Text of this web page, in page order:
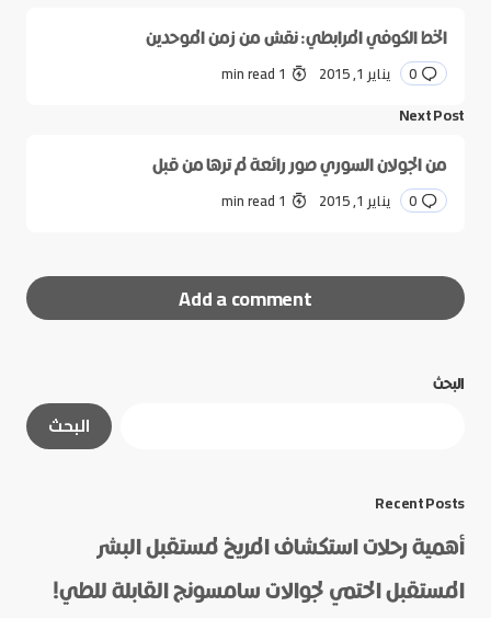
الخط الكوفي المرابطي: نقش من زمن الموحدين
0 يناير 1, 2015 1 min read
Next Post
من الجولان السوري صور رائعة لم ترها من قبل
0 يناير 1, 2015 1 min read
Add a comment
الحقول الإلزامية
البحث
البحث
Recent Posts
أهمية رحلات استكشاف المريخ لمستقبل البشر
المستقبل الحتمي لجوالات سامسونج القابلة للطي!